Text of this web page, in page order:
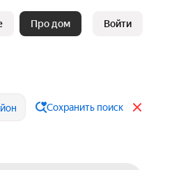
Про дом Войти
Сохранить поиск